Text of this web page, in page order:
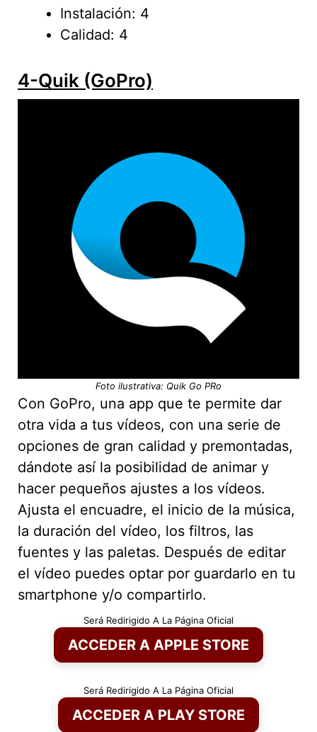
Instalación: 4
Calidad: 4
4-Quik (GoPro)
Foto ilustrativa: Quik Go PRo
Con GoPro, una app que te permite dar
otra vida a tus vídeos, con una serie de
opciones de gran calidad y premontadas,
dándote así la posibilidad de animar y
hacer pequeños ajustes a los vídeos.
Ajusta el encuadre, el inicio de la música,
la duración del vídeo, los filtros, las
fuentes y las paletas. Después de editar
el vídeo puedes optar por guardarlo en tu
smartphone y/o compartirlo.
Será Redirigido A La Página Oficial
ACCEDER A APPLE STORE
Será Redirigido A La Página Oficial
ACCEDER A PLAY STORE